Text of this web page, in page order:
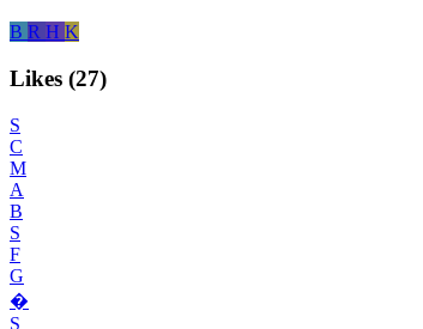
B R H K
Likes (27)
S
C
M
A
B
S
F
G
�
S